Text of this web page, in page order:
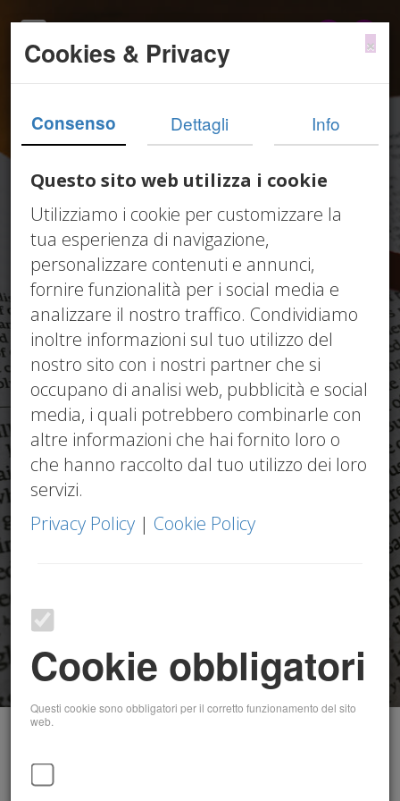
Circolari
×
Cookies & Privacy
Consenso Dettagli Info
Questo sito web utilizza i cookie
Utilizziamo i cookie per customizzare la
tua esperienza di navigazione,
personalizzare contenuti e annunci,
fornire funzionalità per i social media e
analizzare il nostro traffico. Condividiamo
inoltre informazioni sul tuo utilizzo del
nostro sito con i nostri partner che si
occupano di analisi web, pubblicità e social
media, i quali potrebbero combinarle con
altre informazioni che hai fornito loro o
che hanno raccolto dal tuo utilizzo dei loro
servizi.
Privacy Policy | Cookie Policy
Cookie obbligatori
Questi cookie sono obbligatori per il corretto funzionamento del sito
web.